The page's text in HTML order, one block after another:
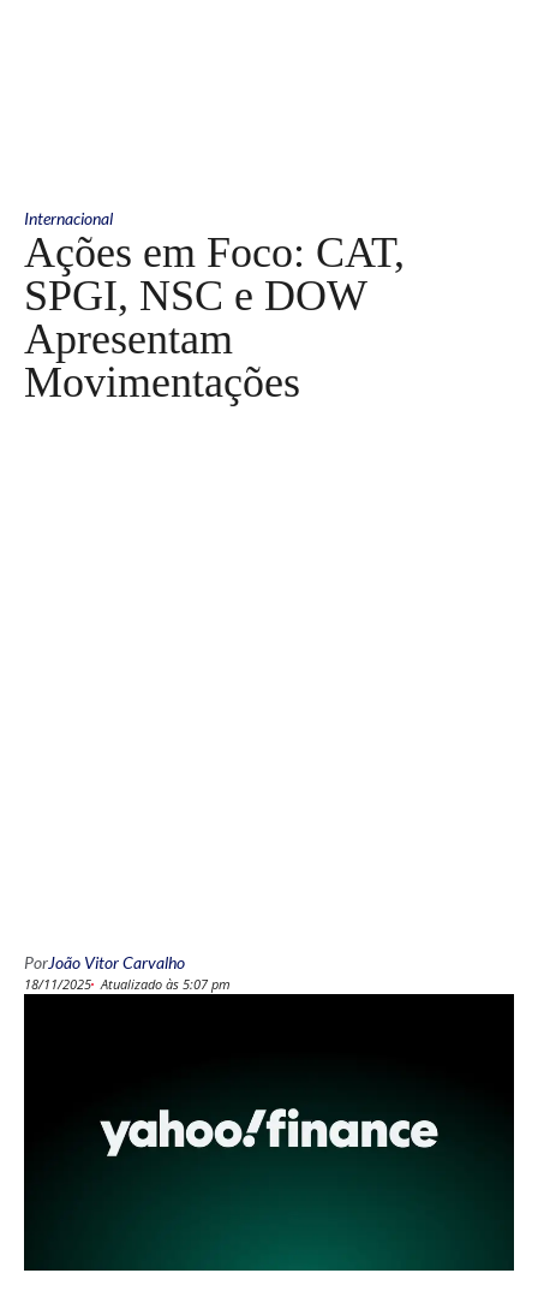
Internacional
Ações em Foco: CAT,
SPGI, NSC e DOW
Apresentam
Movimentações
PorJoão Vitor Carvalho
18/11/2025 Atualizado às 5:07 pm